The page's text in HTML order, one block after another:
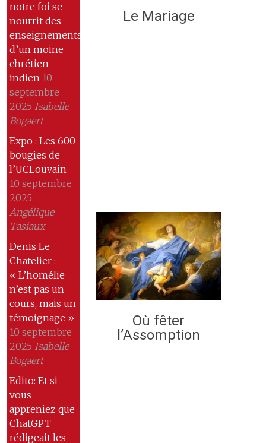
notre foi se
nourrit des
enseignements
d’un moine
chrétien
indien 10
septembre
2025 Isabelle
Bogaert
Expo : Les 600
bougies de
l’UCLouvain
10 septembre
2025
Angélique
Tasiaux
Denis Le
Chatelier :
« L’homélie
n’est pas un
cours, mais un
témoignage »
10 septembre
2025 Isabelle
Bogaert
Edito: Et si
vous
appreniez que
ChatGPT
rédigeait les
Le Mariage
Où fêter
l’Assomption